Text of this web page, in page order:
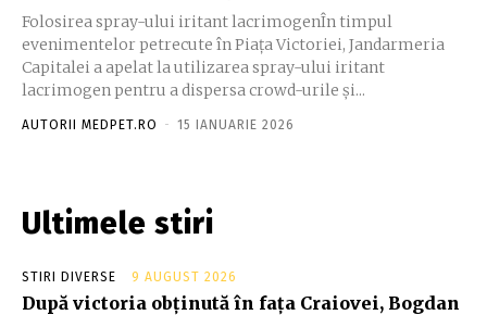
Folosirea spray-ului iritant lacrimogenÎn timpul
evenimentelor petrecute în Piața Victoriei, Jandarmeria
Capitalei a apelat la utilizarea spray-ului iritant
lacrimogen pentru a dispersa crowd-urile și...
AUTORII MEDPET.RO - 15 IANUARIE 2026
Ultimele stiri
STIRI DIVERSE 9 AUGUST 2026
După victoria obținută în fața Craiovei, Bogdan